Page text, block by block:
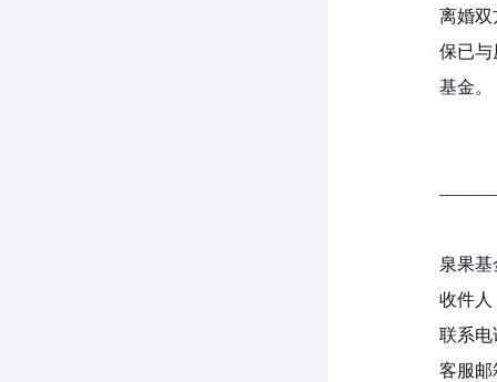
离婚双
保已与
基金。
泉果
收件人
联系电
客服邮